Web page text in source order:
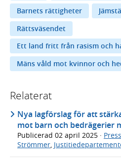
Barnets rättigheter
Rättsväsendet
Ett land fritt från rasism och
Mäns våld mot kvinnor och
Relaterat
Nya lagförslag för att
mot barn och bedrägerier
Publicerad 02 april 2025 ·
Strömmer,